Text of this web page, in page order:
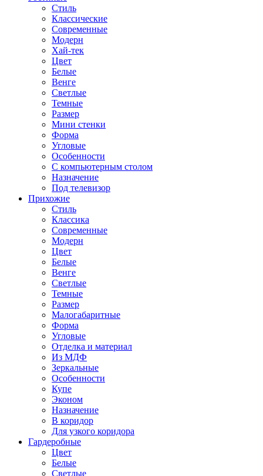
Стиль
Классические
Современные
Модерн
Хай-тек
Цвет
Белые
Венге
Светлые
Темные
Размер
Мини стенки
Форма
Угловые
Особенности
С компьютерным столом
Назначение
Под телевизор
Прихожие
Стиль
Классика
Современные
Модерн
Цвет
Белые
Венге
Светлые
Темные
Размер
Малогабаритные
Форма
Угловые
Отделка и материал
Из МДФ
Зеркальные
Особенности
Купе
Эконом
Назначение
В коридор
Для узкого коридора
Гардеробные
Цвет
Белые
Светлые